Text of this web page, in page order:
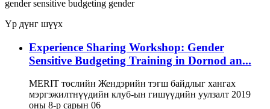
gender sensitive budgeting gender
Үр дүнг шүүх
Experience Sharing Workshop: Gender
Sensitive Budgeting Training in Dornod an...
MERIT төслийн Жендэрийн тэгш байдлыг хангах
мэргэжилтнүүдийн клуб-ын гишүүдийн уулзалт 2019
оны 8-р сарын 06